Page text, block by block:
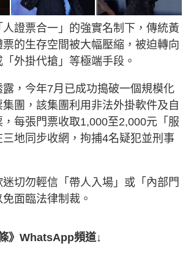
證票合一」的強實名制下，傳統黃
的生存空間被大幅壓縮，被迫轉向
「外掛代搶」等極端手段。
露，今年7月已成功搗破一個規模化
團，該集團利用非法外掛軟件及自
每張門票收取1,000至2,000元「服
地同步收網，拘捕4名疑犯並刑事
切勿輕信「帶人入場」或「內部門
面臨法律制裁。
》WhatsApp頻道↓